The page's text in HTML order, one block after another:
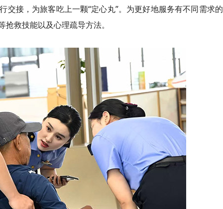
接，为旅客吃上一颗“定心丸”。为更好地服务有不同需求
救技能以及心理疏导方法。